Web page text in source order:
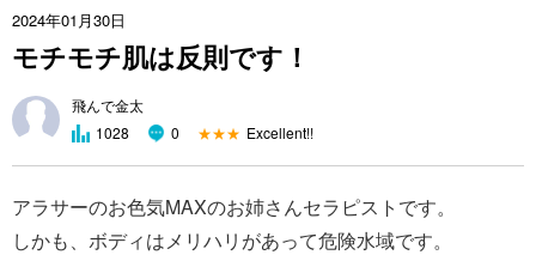
2024年01月30日
モチモチ肌は反則です！
飛んで金太
1028
0 ★★★ Excellent!!
アラサーのお色気MAXのお姉さんセラピストです。
しかも、ボディはメリハリがあって危険水域です。